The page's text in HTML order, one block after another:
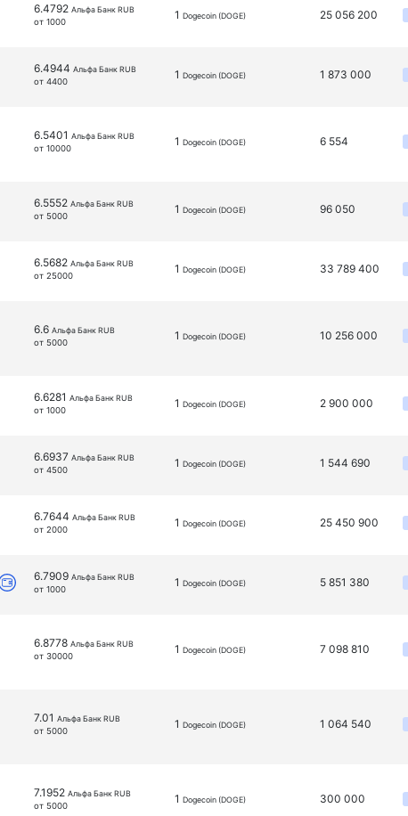
6.4792 Альфа Банк RUB
от 1000
1 Dogecoin (DOGE) 25 056 200
6.4944 Альфа Банк RUB
от 4400
1 Dogecoin (DOGE) 1 873 000
6.5401 Альфа Банк RUB
от 10000
1 Dogecoin (DOGE) 6 554
6.5552 Альфа Банк RUB
от 5000
1 Dogecoin (DOGE) 96 050
6.5682 Альфа Банк RUB
от 25000
1 Dogecoin (DOGE) 33 789 400
6.6 Альфа Банк RUB
от 5000
1 Dogecoin (DOGE) 10 256 000
6.6281 Альфа Банк RUB
от 1000
1 Dogecoin (DOGE) 2 900 000
6.6937 Альфа Банк RUB
от 4500
1 Dogecoin (DOGE) 1 544 690
6.7644 Альфа Банк RUB
от 2000
1 Dogecoin (DOGE) 25 450 900
6.7909 Альфа Банк RUB
от 1000
1 Dogecoin (DOGE) 5 851 380
6.8778 Альфа Банк RUB
от 30000
1 Dogecoin (DOGE) 7 098 810
7.01 Альфа Банк RUB
от 5000
1 Dogecoin (DOGE) 1 064 540
7.1952 Альфа Банк RUB
от 5000
1 Dogecoin (DOGE) 300 000